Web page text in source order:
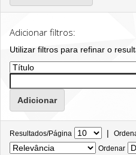
Adicionar filtros:
Utilizar filtros para refinar o
Resultados/Página |
Ordenar